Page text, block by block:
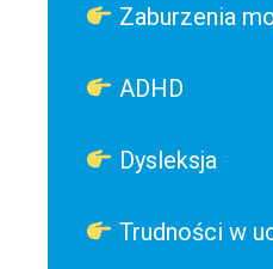
Zaburzenia
ADHD
Dysleksja
Trudności w